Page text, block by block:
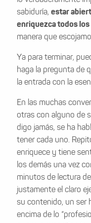
sabiduría, estar
enriquezca todos los
manera que
Ya para terminar,
haga la pregunta de
la entrada con la
En las muchas
otras con alguno de
digo jamás, se ha
tener cada uno.
enriquece y tiene
los demás una vez
minutos de lectura de
justamente el claro
su contenido, un ser
encima de lo